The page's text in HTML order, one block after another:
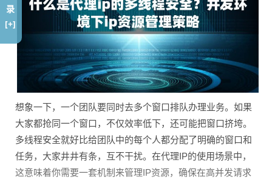
想象一下，一个团队要同时去多个窗口排队办理业务。如果
大家都抢同一个窗口，不仅效率低下，还可能把窗口挤垮。
多线程安全就好比给团队中的每个人都分配了明确的窗口和
任务，大家井井有条，互不干扰。在代理IP的使用场景中，
这意味着你需要一套机制来管理IP资源，确保在高并发请求
录
[+]